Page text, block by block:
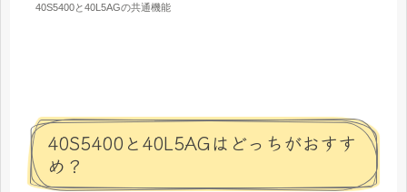
40S5400と40L5AGの共通機能
40S5400と40L5AGはどっちがおすす
め？